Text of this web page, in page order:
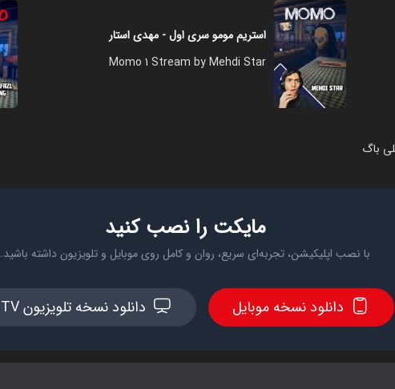
استریم مومو سری اول - مهدی استار
Momo 1 Stream by Mehdi Star
باگ
مایکت را نصب کنید
با نصب اپلیکیشن، تجربه‌ای سریع، روان و کامل روی موبایل و تلویزیون داشته باشید.
دانلود نسخه موبایل دانلود نسخه تلویزیون TV